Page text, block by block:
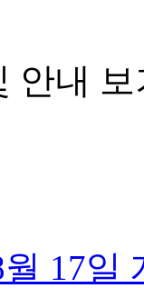
안내 보
월 17일